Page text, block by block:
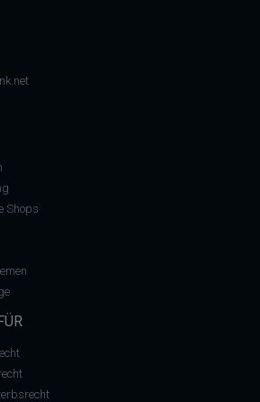
Shops